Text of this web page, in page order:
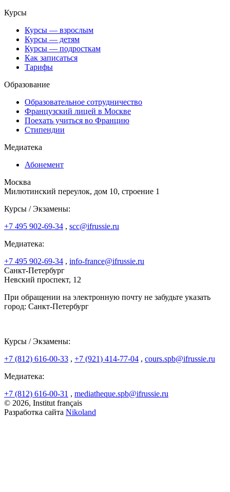
Курсы
Курсы — взрослым
Курсы — детям
Курсы — подросткам
Как записаться
Тарифы
Образование
Образовательное сотрудничество
Французский лицей в Москве
Поехать учиться во Францию
Стипендии
Медиатека
Абонемент
Москва
Милютинский переулок, дом 10, строение 1
Курсы / Экзамены:
+7 495 902-69-34 , scc@ifrussie.ru
Медиатека:
+7 495 902-69-34 , info-france@ifrussie.ru
Санкт-Петербург
Невский проспект, 12
При обращении на электронную почту не забудьте указать
город: Санкт-Петербург
Курсы / Экзамены:
+7 (812) 616-00-33 , +7 (921) 414-77-04 , cours.spb@ifrussie.ru
Медиатека:
+7 (812) 616-00-31 , mediatheque.spb@ifrussie.ru
© 2026, Institut français
Разработка сайта Nikoland